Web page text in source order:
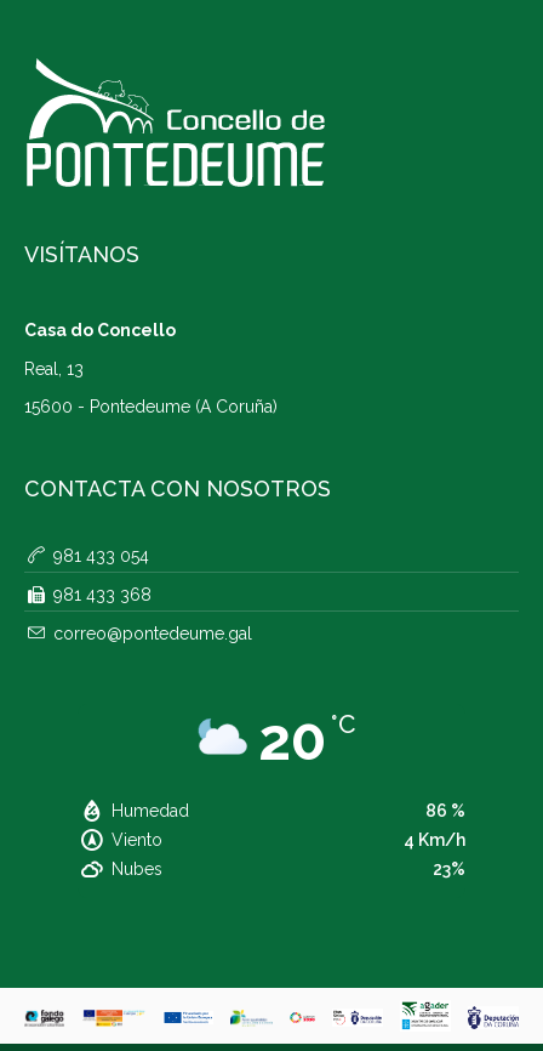
VISÍTANOS
Casa do Concello
Real, 13
15600 - Pontedeume (A Coruña)
CONTACTA CON NOSOTROS
981 433 054
981 433 368
correo@pontedeume.gal
20 °C
Humedad
86 %
Viento
4 Km/h
Nubes
23%